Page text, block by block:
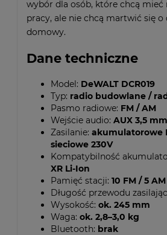
wybór dla osób, które chcą mieć
pracy, ale nie chcą martwić się
domowy.
Dane techniczne
Model: DeWALT DCR019
Typ: radio budowlane /
Pasmo radiowe: FM / AM
Wejście audio: AUX 3,5 mm
Zasilanie: akumulatorowe
sieciowe 230V
Kompatybilność
XR Li-Ion
Pamięć stacji: 10 FM / 5 AM
Długość przewodu
Wysokość: ok. 245 mm
Waga: ok. 2,8–3,0 kg
Bluetooth: brak